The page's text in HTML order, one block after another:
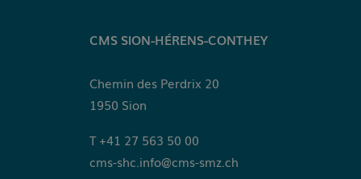
CMS SION-HÉRENS-CONTHEY
Chemin des Perdrix 20
1950 Sion
+41 27 563 50 00
cms-shc.info@cms-smz.ch